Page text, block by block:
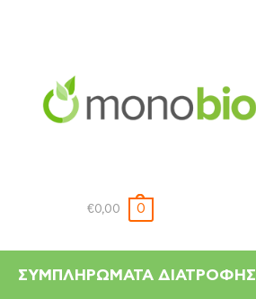
€0,00 0
ΣΥΜΠΛΗΡΏΜΑΤΑ ΔΙΑΤΡΟΦΉΣ